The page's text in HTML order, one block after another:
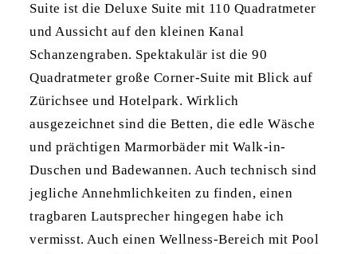
Suite ist die Deluxe Suite mit 110 Quadratmeter
und Aussicht auf den kleinen Kanal
Schanzengraben. Spektakulär ist die 90
Quadratmeter große Corner-Suite mit Blick auf
Zürichsee und Hotelpark. Wirklich
ausgezeichnet sind die Betten, die edle Wäsche
und prächtigen Marmorbäder mit Walk-in-
Duschen und Badewannen. Auch technisch sind
jegliche Annehmlichkeiten zu finden, einen
tragbaren Lautsprecher hingegen habe ich
vermisst. Auch einen Wellness-Bereich mit Pool